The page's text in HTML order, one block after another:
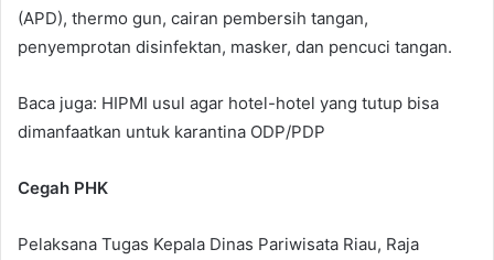
(APD), thermo gun, cairan pembersih tangan,
penyemprotan disinfektan, masker, dan pencuci tangan.
Baca juga: HIPMI usul agar hotel-hotel yang tutup bisa
dimanfaatkan untuk karantina ODP/PDP
Cegah PHK
Pelaksana Tugas Kepala Dinas Pariwisata Riau, Raja